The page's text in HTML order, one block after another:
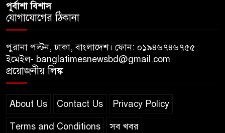
পূর্বাশা বিশাস
যোগাযোগের ঠিকানা
পুরানা পল্টন, ঢাকা, বাংলাদেশ। ফোন: ০১৯৪৬৭৪৬৭৫৫
ইমেইল- banglatimesnewsbd@gmail.com
প্রয়োজনীয় লিঙ্ক
About Us Contact Us Privacy Policy
Terms and Conditions সব খবর